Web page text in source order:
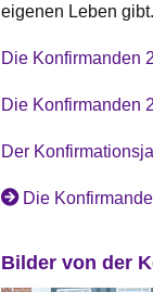
eigenen Leben gibt.
Die Konfirmanden
Die Konfirmanden
Der
Die
Bilder von der